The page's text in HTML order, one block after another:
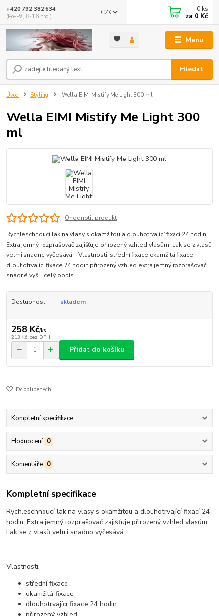
Menu
CZK
Hledat
+420 792 382 634
(Po-Pá, 8-16 hod.)
0 ks
za 0 Kč
Úvod Styling Wella EIMI Mistify Me Light 300 ml
Wella EIMI Mistify Me Light 300
ml
Ohodnotit produkt
Rychleschnoucí lak na vlasy s okamžitou a dlouhotrvající fixací 24 hodin.
Extra jemný rozprašovač zajišťuje přirozený vzhled vlasům. Lak se z vlasů
velmi snadno vyčesává. Vlastnosti: střední fixace okamžitá fixace
dlouhotrvající fixace 24 hodin přirozený vzhled extra jemný rozprašovač
snadné vyš... celý popis
Dostupnost skladem
258 Kč/ks
213 Kč bez DPH
Přidat do košíku
Do oblíbených
Kompletní specifikace
Hodnocení 0
Komentáře 0
Kompletní specifikace
Rychleschnoucí lak na vlasy s okamžitou a dlouhotrvající fixací 24
hodin. Extra jemný rozprašovač zajišťuje přirozený vzhled vlasům.
Lak se z vlasů velmi snadno vyčesává.
Vlastnosti:
střední fixace
okamžitá fixace
dlouhotrvající fixace 24 hodin
přirozený vzhled